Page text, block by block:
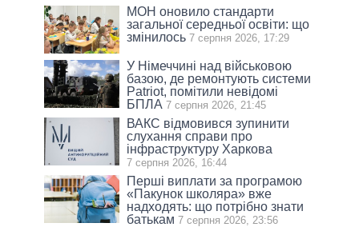
МОН оновило стандарти
загальної середньої освіти: що
змінилось 7 серпня 2026, 17:29
У Німеччині над військовою
базою, де ремонтують системи
Patriot, помітили невідомі
БПЛА 7 серпня 2026, 21:45
ВАКС відмовився зупинити
слухання справи про
інфраструктуру Харкова
7 серпня 2026, 16:44
Перші виплати за програмою
«Пакунок школяра» вже
надходять: що потрібно знати
батькам 7 серпня 2026, 23:56